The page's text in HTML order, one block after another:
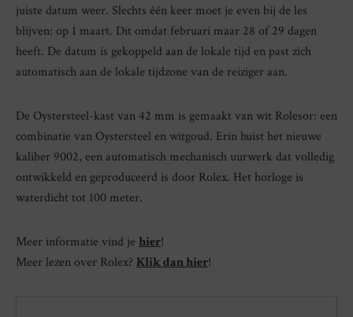
juiste datum weer. Slechts één keer moet je even bij de les
blijven: op 1 maart. Dit omdat februari maar 28 of 29 dagen
heeft. De datum is gekoppeld aan de lokale tijd en past zich
automatisch aan de lokale tijdzone van de reiziger aan.
De Oystersteel-kast van 42 mm is gemaakt van wit Rolesor: een
combinatie van Oystersteel en witgoud. Erin huist het nieuwe
kaliber 9002, een automatisch mechanisch uurwerk dat volledig
ontwikkeld en geproduceerd is door Rolex. Het horloge is
waterdicht tot 100 meter.
Meer informatie vind je hier!
Meer lezen over Rolex? Klik dan hier!